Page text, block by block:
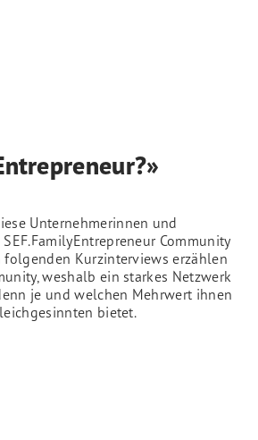
Unternehmerinnen und
Community
folgenden Kurzinterviews erzählen
weshalb ein starkes Netzwerk
je und welchen Mehrwert ihnen
bietet.